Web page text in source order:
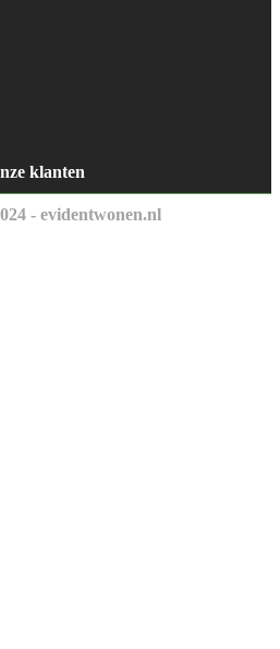
klanten
- evidentwonen.nl